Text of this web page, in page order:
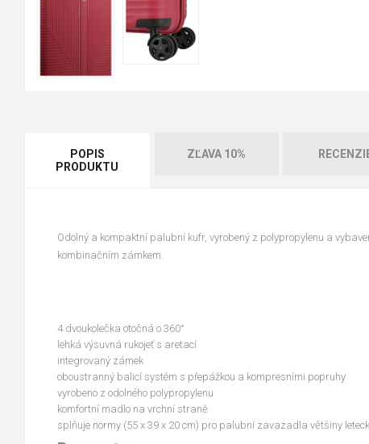
POPIS
PRODUKTU
ZĽAVA 10%
Odolný a kompaktní palubní kufr, vyrobený z polypropylenu a
kombinačním zámkem.
4 dvoukolečka otočná o 360°
lehká výsuvná rukojeť s aretací
integrovaný zámek
oboustranný balicí systém s přepážkou a kompresními popruhy
vyrobeno z odolného polypropylenu
komfortní madlo na vrchní straně
splňuje normy (55 x 39 x 20 cm) pro palubní zavazadla většiny